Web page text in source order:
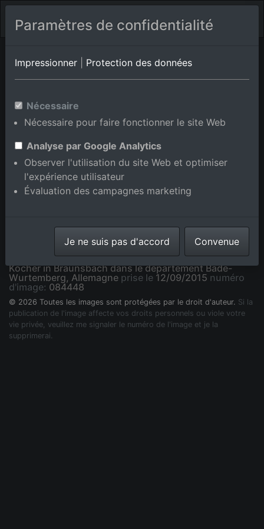
Album de lieux Braunsbach/Geislingen am Kocher
Wurtemberg,Allemagne
Ajouter au panier int.
Pont de Kochertal sur l'A6 à le quartier Geislingen am
Kocher in Braunsbach dans le département Bade-
Wurtemberg, Allemagne prise le 12/09/2015 numéro
d'image: 084448
© 2026 Toutes les images sont protégées par le droit d'auteur. Si la
publication de l'image affecte vos droits personnels ou viole votre
vie privée, veuillez me signaler le numéro de l'image et je la
supprimerai.
Paramètres de confidentialité
Impressionner Protection des données
Nécessaire
Nécessaire pour faire fonctionner le site Web
Analyse par Google Analytics
Observer l'utilisation du site Web et optimiser
l'expérience utilisateur
Évaluation des campagnes marketing
Je ne suis pas d'accord Convenue